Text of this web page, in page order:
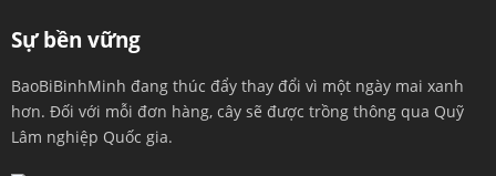
Sự bền vững
BaoBiBinhMinh đang thúc đẩy thay đổi vì một ngày mai xanh
hơn. Đối với mỗi đơn hàng, cây sẽ được trồng thông qua Quỹ
Lâm nghiệp Quốc gia.